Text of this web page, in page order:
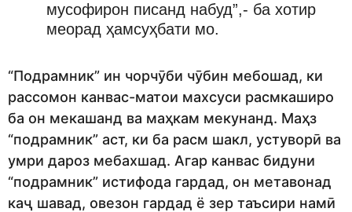
мусофирон писанд набуд”,- ба хотир
меорад ҳамсуҳбати мо.
“Подрамник” ин чорчӯби чӯбин мебошад, ки
рассомон канвас-матои махсуси расмкаширо
ба он мекашанд ва маҳкам мекунанд. Маҳз
“подрамник” аст, ки ба расм шакл, устуворӣ ва
умри дароз мебахшад. Агар канвас бидуни
“подрамник” истифода гардад, он метавонад
каҷ шавад, овезон гардад ё зер таъсири намӣ